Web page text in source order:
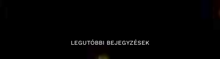
LEGUTÓBBI BEJEGYZÉSEK